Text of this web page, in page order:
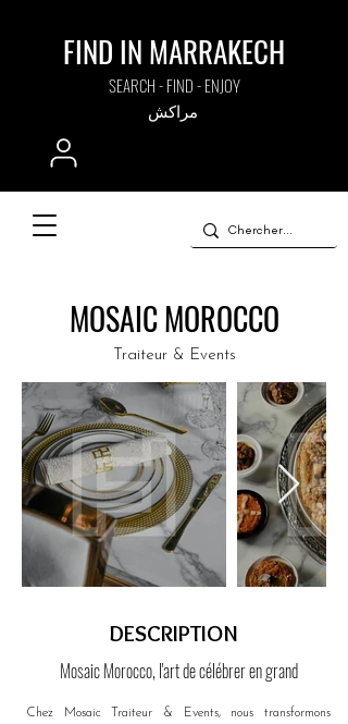
FIND IN MARRAKECH
SEARCH - FIND - ENJOY
مراكش
MOSAIC MOROCCO
Traiteur & Events
DESCRIPTION
Mosaic Morocco, l'art de célébrer en grand
Chez Mosaic Traiteur & Events, nous transformons